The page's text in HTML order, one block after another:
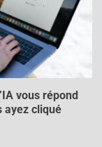
vous répond
ayez cliqué